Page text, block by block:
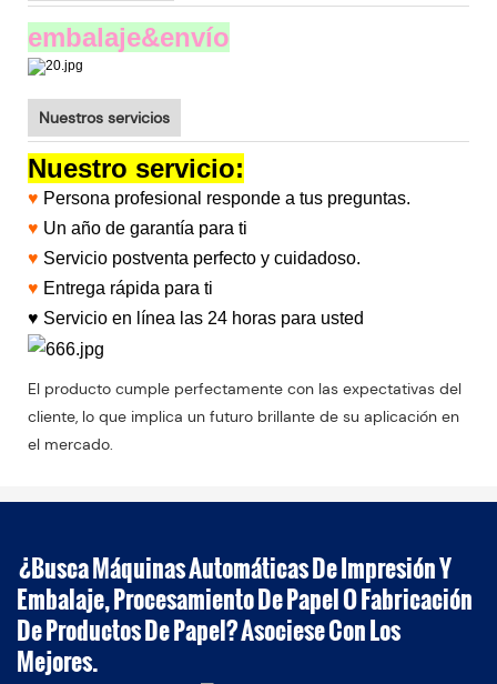
embalaje&envío
Nuestros servicios
Nuestro servicio:
♥ Persona profesional responde a tus preguntas.
♥ Un año de garantía para ti
♥ Servicio postventa perfecto y cuidadoso.
♥ Entrega rápida para ti
♥ Servicio en línea las 24 horas para usted
El producto cumple perfectamente con las expectativas del
cliente, lo que implica un futuro brillante de su aplicación en
el mercado.
¿Busca Máquinas Automáticas De Impresión Y
Embalaje, Procesamiento De Papel O Fabricación
De Productos De Papel? Asociese Con Los
Mejores.